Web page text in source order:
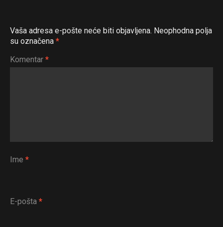
Vaša adresa e-pošte neće biti objavljena. Neophodna polja
su označena *
Komentar *
Ime *
E-pošta *